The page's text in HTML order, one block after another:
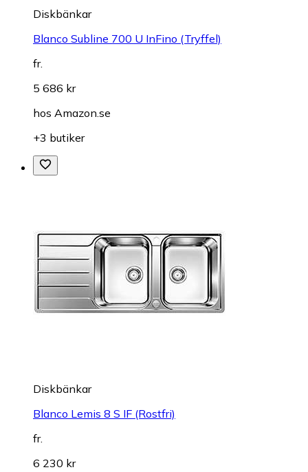
Diskbänkar
Blanco Subline 700 U InFino (Tryffel)
fr.
5 686 kr
hos Amazon.se
+3 butiker
Diskbänkar
Blanco Lemis 8 S IF (Rostfri)
fr.
6 230 kr